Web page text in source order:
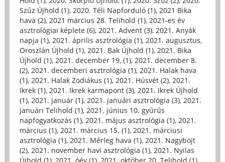
Szűz Újhold (1), 2020. Téli Napforduló (1), 2021 Bika
hava (2), 2021 március 28. Telihold (1), 2021-es év
asztrológiai képlete (6), 2021. Advent (3), 2021. Anyák
napja (1), 2021. április asztrológia (1), 2021. augusztus,
Oroszlán Újhold (1), 2021. Bak Újhold (1), 2021. Bika
Újhold (1), 2021. december 19, (1), 2021. december 8.
(2), 2021. decemberi asztrológia (1), 2021. Halak hava
(1), 2021. Halak Zodiákus (1), 2021. Húsvét (2), 2021.
Ikrek (1), 2021. Ikrek karmapont (3), 2021. Ikrek Újhold
(1), 2021. január (1), 2021. januári asztrológia (3), 2021.
januári Telihold (1), 2021. június 10. gyűrűs
napfogyatkozás (1), 2021. május asztrológia (1), 2021.
március (1), 2021. március 15. (1), 2021. márciusi
asztrológia (1), 2021. Mérleg hava (1), 2021. Nagyböjt
(2), 2021. november havi asztrológia (1), 2021. Nyilas